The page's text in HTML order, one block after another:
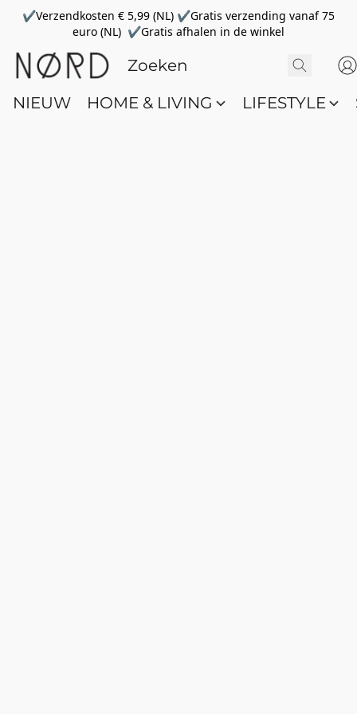
✔Verzendkosten € 5,99 (NL) ✔Gratis verzending vanaf 75
euro (NL) ✔Gratis afhalen in de winkel
NIEUW HOME & LIVING LIFESTYLE